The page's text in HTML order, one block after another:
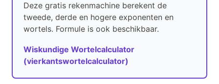
Deze gratis rekenmachine berekent de
tweede, derde en hogere exponenten en
wortels. Formule is ook beschikbaar.
Wiskundige Wortelcalculator
(vierkantswortelcalculator)